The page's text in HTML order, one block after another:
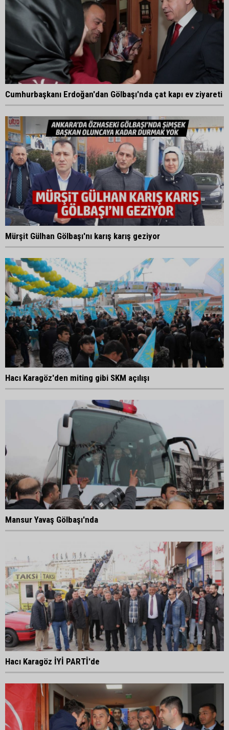
Cumhurbaşkanı Erdoğan'dan Gölbaşı'nda çat kapı ev ziyareti
Mürşit Gülhan Gölbaşı'nı karış karış geziyor
Hacı Karagöz'den miting gibi SKM açılışı
Mansur Yavaş Gölbaşı'nda
Hacı Karagöz İYİ PARTİ'de